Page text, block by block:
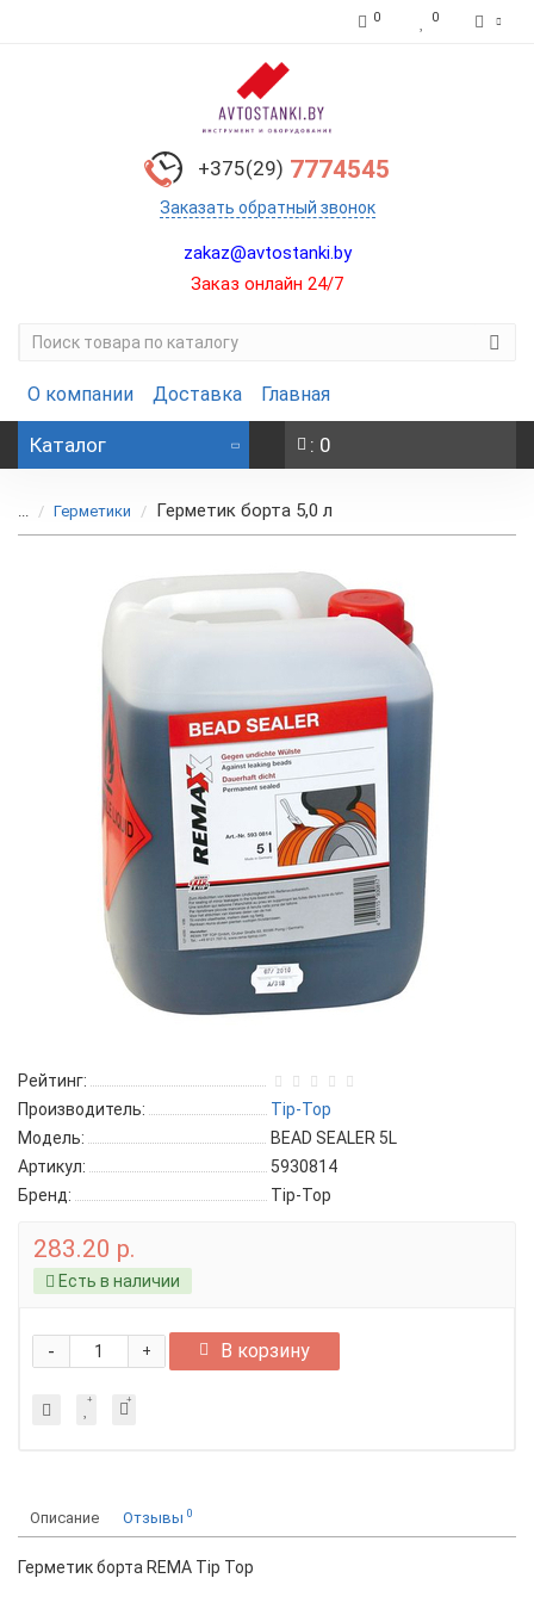
0 0
+375(29) 7774545
Заказать обратный звонок
zakaz@avtostanki.by
Заказ онлайн 24/7
О компании Доставка Главная
Каталог : 0
... Герметики Герметик борта 5,0 л
Рейтинг:
Производитель:
Tip-Top
Модель:
BEAD SEALER 5L
Артикул:
5930814
Бренд:
Tip-Top
283.20 р.
Есть в наличии
+
- В корзину
Описание Отзывы 0
Герметик борта REMA Tip Top